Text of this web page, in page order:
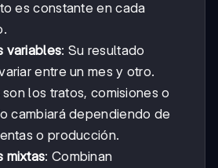
es constante en cada
variables: Su resultado
entre un mes y otro.
los tratos, comisiones o
cambiará dependiendo de
o producción.
mixtas: Combinan